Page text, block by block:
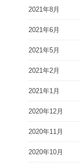
2021年8月
2021年6月
2021年5月
2021年2月
2021年1月
2020年12月
2020年11月
2020年10月